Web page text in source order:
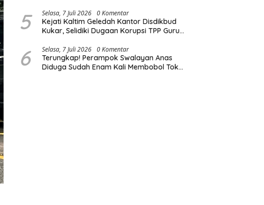
5 Selasa, 7 Juli 2026 0 Komentar
Kejati Kaltim Geledah Kantor Disdikbud
Kukar, Selidiki Dugaan Korupsi TPP Guru
6 Selasa, 7 Juli 2026 0 Komentar
Terungkap! Perampok Swalayan Anas
Diduga Sudah Enam Kali Membobol Toko